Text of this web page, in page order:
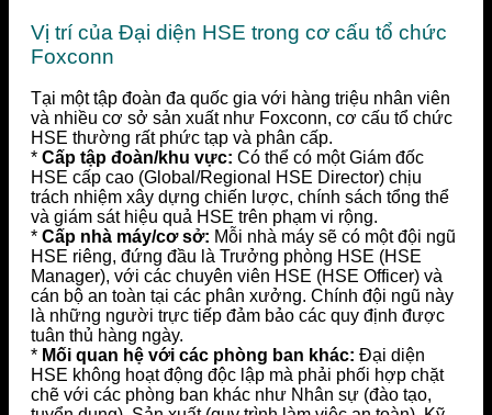
Vị trí của Đại diện HSE trong cơ cấu tổ chức
Foxconn
Tại một tập đoàn đa quốc gia với hàng triệu nhân viên
và nhiều cơ sở sản xuất như Foxconn, cơ cấu tổ chức
HSE thường rất phức tạp và phân cấp.
* Cấp tập đoàn/khu vực: Có thể có một Giám đốc
HSE cấp cao (Global/Regional HSE Director) chịu
trách nhiệm xây dựng chiến lược, chính sách tổng thể
và giám sát hiệu quả HSE trên phạm vi rộng.
* Cấp nhà máy/cơ sở: Mỗi nhà máy sẽ có một đội ngũ
HSE riêng, đứng đầu là Trưởng phòng HSE (HSE
Manager), với các chuyên viên HSE (HSE Officer) và
cán bộ an toàn tại các phân xưởng. Chính đội ngũ này
là những người trực tiếp đảm bảo các quy định được
tuân thủ hàng ngày.
* Mối quan hệ với các phòng ban khác: Đại diện
HSE không hoạt động độc lập mà phải phối hợp chặt
chẽ với các phòng ban khác như Nhân sự (đào tạo,